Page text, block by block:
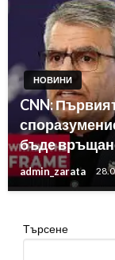
НОВИНИ
CNN:
бъде
admin_zarata
Търсене